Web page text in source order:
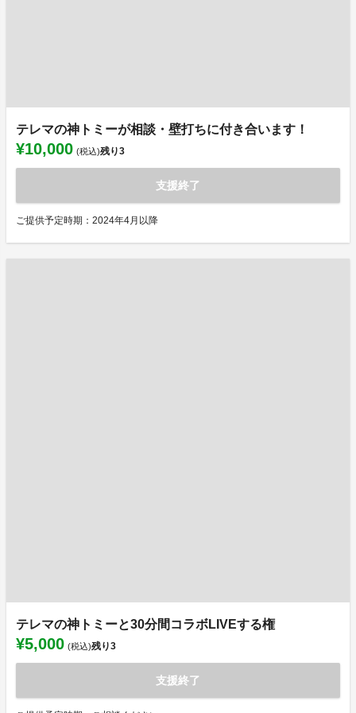
テレマの神トミーが相談・壁打ちに付き合います！
¥10,000 (税込)残り3
支援終了
ご提供予定時期：2024年4月以降
テレマの神トミーと30分間コラボLIVEする権
¥5,000 (税込)残り3
支援終了